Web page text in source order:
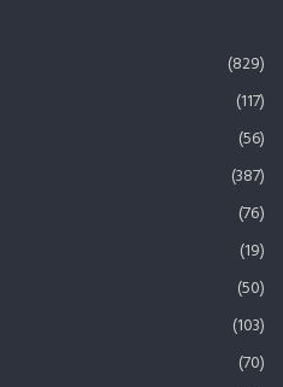
(829)
(117)
(56)
(387)
(76)
(19)
(50)
(103)
(70)